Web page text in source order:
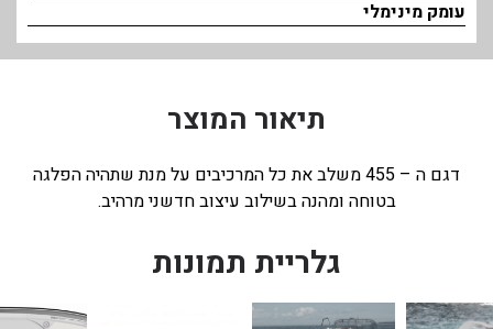
עומק מינימלי
תיאור המוצר
דגם ה – 455 משלב את כל המרכיבים על מנת שתהיה הפלגה
בטוחה ומהנה בשילוב עיצוב חדשני מרהיב.
גלריית תמונות